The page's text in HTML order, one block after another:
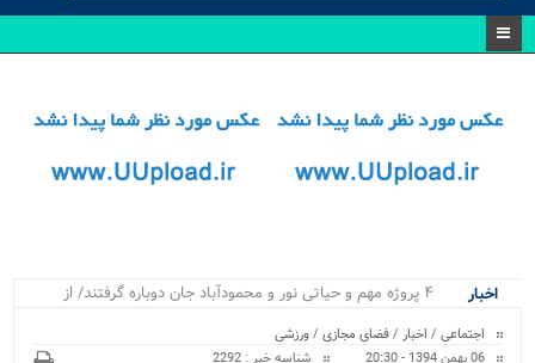
اخبار
۴ پروژه مهم و حیاتی نور و محمودآباد جان دوباره گرفتند/ از
اجتماعی / اخبار /فضای مجازی /ورزشی
06 بهمن 1394 - 20:30
شناسه خبر : 2292